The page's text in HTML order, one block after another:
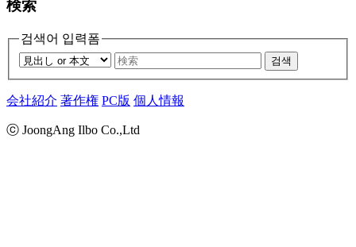
検索
검색어 입력폼
검색
会社紹介 著作権 PC版 個人情報
ⓒ JoongAng Ilbo Co.,Ltd